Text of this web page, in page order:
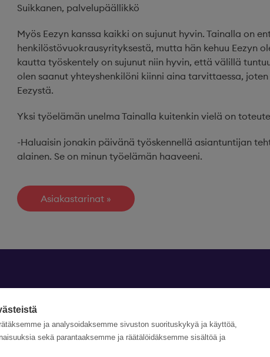
Suikkanen, palvelupäällikkö
Myös Eezyn kanssa kaikki on sujunut hyvin. Tainalla on
henkilöstövuokrausyrityksestä, mutta hän kehuu Eezyn
kautta työskentely on sujunut niin hyvin, että välillä
olen saanut yhteyshenkilöni kiinni aina tarvittaessa,
Eezystä.
Yksi työelämän unelma Tainalla kuitenkin vielä on
-Haluaisin jonakin päivänä työskennellä asiantuntijan
alainen. Se on minun työelämän haaveeni.
Asiakastarinat
©Copyright Eezy
ja analysoidaksemme sivuston suorituskykyä ja käyttöä,
sekä parantaaksemme ja räätälöidäksemme sisältöä ja